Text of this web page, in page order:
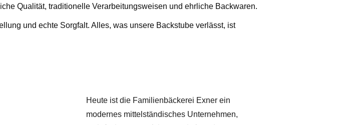
Qualität, traditionelle Verarbeitungsweisen und ehrliche Backwaren.
und echte Sorgfalt. Alles, was unsere Backstube verlässt, ist
Heute ist die Familienbäckerei Exner ein
modernes mittelständisches Unternehmen,